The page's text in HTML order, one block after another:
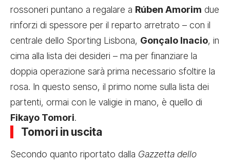
rossoneri puntano a regalare a Rúben Amorim due
rinforzi di spessore per il reparto arretrato – con il
centrale dello Sporting Lisbona, Gonçalo Inacio, in
cima alla lista dei desideri – ma per finanziare la
doppia operazione sarà prima necessario sfoltire la
rosa. In questo senso, il primo nome sulla lista dei
partenti, ormai con le valigie in mano, è quello di
Fikayo Tomori.
Tomori in uscita
Secondo quanto riportato dalla Gazzetta dello